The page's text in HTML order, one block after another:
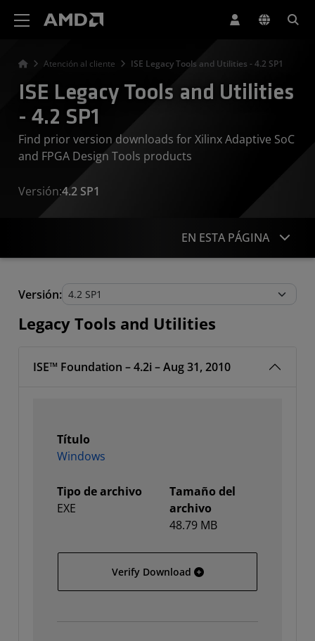
Atención al cliente ISE Legacy Tools and Utilities - 4.2 SP1
ISE Legacy Tools and Utilities
- 4.2 SP1
Find prior version downloads for Xilinx Adaptive SoC
and FPGA Design Tools products
Versión:4.2 SP1
EN ESTA PÁGINA
Legacy Tools and Utilities
Versión:
Legacy Tools and Utilities
ISE™ Foundation – 4.2i – Aug 31, 2010
Título
Windows
Tipo de archivo
EXE
Tamaño del
archivo
48.79 MB
Verify Download Windows